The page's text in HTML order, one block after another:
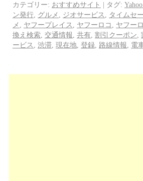
カテゴリー: おすすめサイト | タグ:
ン発行 グルメ ジオサービス タイムセ
メ
ヤフープレイス ヤフーロコ ヤフー
換え検索 交通情報 共有 割引クーポン
ービス
渋滞 現在地 登録 路線情報 電